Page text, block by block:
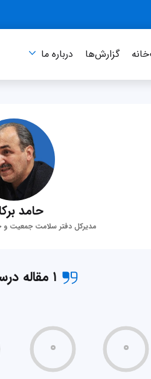
گزارش‌ها درباره‌ ما
حامد
مدیرکل دفتر سلامت جمعیت و
۱ مقاله درستی‌سنجی
۰ ۰